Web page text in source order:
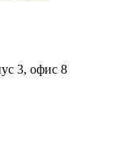
3, офис 8